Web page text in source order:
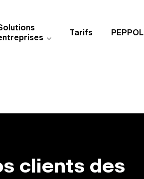
Tarifs PEPPOL
clients des